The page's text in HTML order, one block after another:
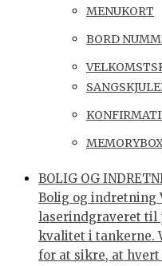
MENUKORT
BORD
BOLIG OG
Bolig og indretning
laserindgraveret til
kvalitet i tankerne.
for at sikre, at